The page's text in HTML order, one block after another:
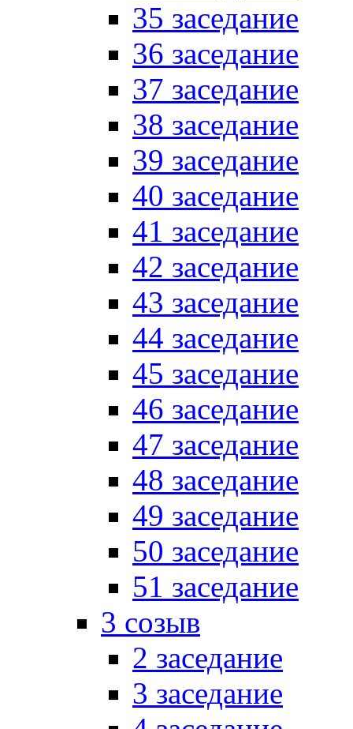
35 заседание
36 заседание
37 заседание
38 заседание
39 заседание
40 заседание
41 заседание
42 заседание
43 заседание
44 заседание
45 заседание
46 заседание
47 заседание
48 заседание
49 заседание
50 заседание
51 заседание
3 созыв
2 заседание
3 заседание